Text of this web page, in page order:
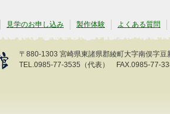
見学のお申し込み 製作体験 よくある質問
〒880-1303 宮崎県東諸県郡綾町大字南俣字豆
TEL.0985-77-3535（代表） FAX.0985-77-